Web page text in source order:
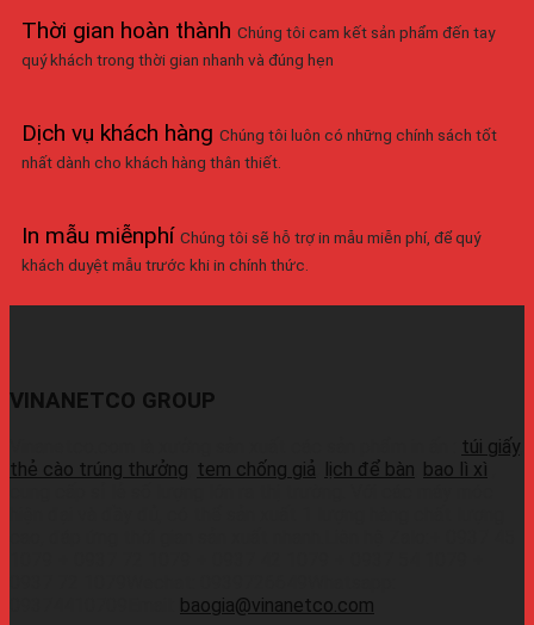
Thời gian hoàn thành Chúng tôi cam kết sản phẩm đến tay
quý khách trong thời gian nhanh và đúng hẹn
Dịch vụ khách hàng Chúng tôi luôn có những chính sách tốt
nhất dành cho khách hàng thân thiết.
In mẫu miễnphí Chúng tôi sẽ hỗ trợ in mẫu miễn phí, để quý
khách duyệt mẫu trước khi in chính thức.
VINANETCO GROUP
túi giấy
thẻ cào trúng thưởng tem chống giả lịch để bàn bao lì xì
baogia@vinanetco.com